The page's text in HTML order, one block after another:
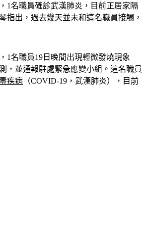
1名職員確診武漢肺炎，目前正居家隔
指出，過去幾天並未和這名職員接觸，
1名職員19日晚間出現輕微發燒現象
，並通報駐處緊急應變小組。這名職員
疾病 （COVID-19，武漢肺炎），目前